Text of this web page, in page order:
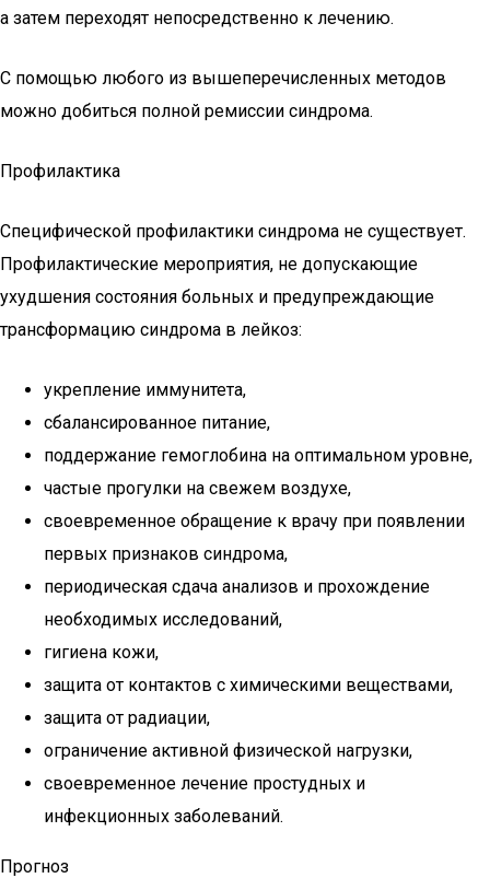
а затем переходят непосредственно к лечению.
С помощью любого из вышеперечисленных методов
можно добиться полной ремиссии синдрома.
Профилактика
Специфической профилактики синдрома не существует.
Профилактические мероприятия, не допускающие
ухудшения состояния больных и предупреждающие
трансформацию синдрома в лейкоз:
укрепление иммунитета,
сбалансированное питание,
поддержание гемоглобина на оптимальном уровне,
частые прогулки на свежем воздухе,
своевременное обращение к врачу при появлении
первых признаков синдрома,
периодическая сдача анализов и прохождение
необходимых исследований,
гигиена кожи,
защита от контактов с химическими веществами,
защита от радиации,
ограничение активной физической нагрузки,
своевременное лечение простудных и
инфекционных заболеваний.
Прогноз